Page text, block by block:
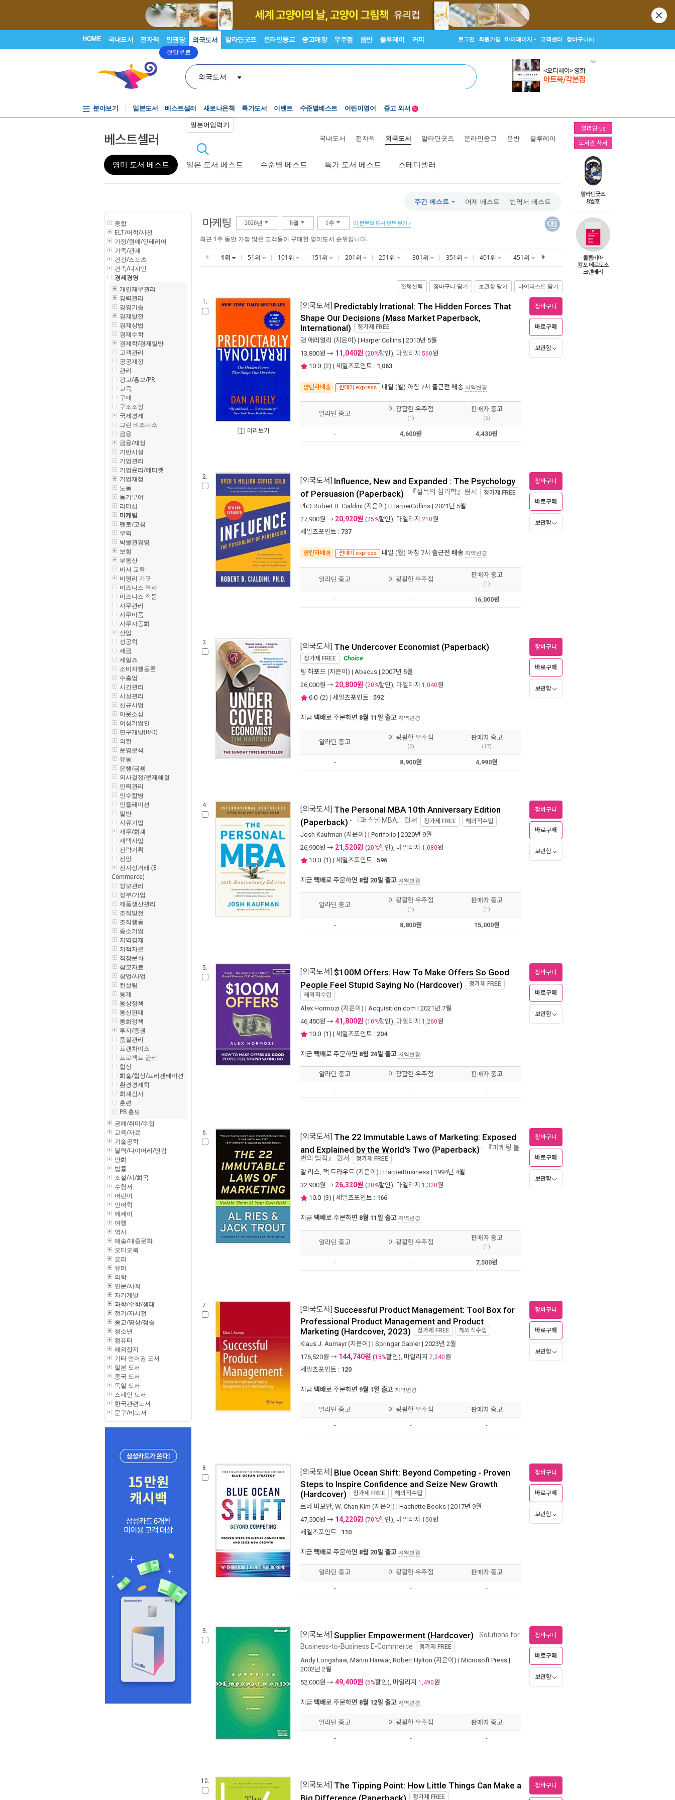
HOME 국내도서 전자책 만권당
첫달무료
외국도서 알라딘굿즈 온라인중고 중고매장 우주점 음반 블루레이 커피 로그인 회원가입 마이페이지 고객센터 장바구니(0)
외국도서
일본어입력기
분야보기 일본도서 베스트셀러 새로나온책 특가도서 이벤트
Lexile®
어린이영어
5백원부터
N
알라딘 us
도서관 사서
베스트셀러 국내도서 전자책 외국도서 알라딘굿즈 온라인중고 음반 블루레이
영미 도서 베스트 일본 도서 베스트 수준별 베스트 특가 도서 베스트 스테디셀러
주간 베스트 어제 베스트 번역서 베스트
종합
ELT/어학/사전
가정/원예/인테리어
가족/관계
건강/스포츠
건축/디자인
경제경영
개인재무관리
경력관리
경영기술
경제발전
경제상법
경제수학
경제학/경제일반
고객관리
공공재정
관리
광고/홍보/PR
교육
구매
구조조정
국제경제
그린 비즈니스
금융
금융/재정
기반시설
기업관리
기업윤리/에티켓
기업재정
노동
동기부여
리더십
마케팅
멘토/코칭
무역
박물관경영
보험
부동산
비서 교육
비영리 기구
비즈니스 역사
비즈니스 작문
사무관리
사무비품
사무자동화
산업
성공학
세금
세일즈
소비자행동론
수출업
시간관리
시설관리
신규사업
아웃소싱
여성기업인
연구개발(R/D)
외환
운영분석
유통
은행/금융
의사결정/문제해결
인력관리
인수합병
인플레이션
일반
자유기업
재무/회계
재택사업
전략기획
전망
전자상거래 (E-
Commerce)
정보관리
정부/기업
제품생산관리
조직발전
조직행동
중소기업
지역경제
지적자본
직장문화
참고자료
창업/사업
컨설팅
통계
통상정책
통신판매
통화정책
투자/증권
품질관리
프랜차이즈
프로젝트 관리
협상
화술/협상/프리젠테이션
환경경제학
회계감사
훈련
PR 홍보
공예/취미/수집
교육/자료
기술공학
달력/다이어리/연감
만화
법률
소설/시/희곡
수험서
어린이
언어학
에세이
여행
역사
예술/대중문화
오디오북
요리
유머
의학
인문/사회
자기계발
과학/수학/생태
전기/자서전
종교/명상/점술
청소년
컴퓨터
해외잡지
기타 언어권 도서
일본 도서
중국 도서
독일 도서
스페인 도서
한국관련도서
문구/비도서
마케팅 2026년 8월 1주 이 분류의 도서 모두 보기
최근 1주 동안 가장 많은 고객들이 구매한 영미도서 순위입니다.
1위 51위 101위 151위 201위 251위 301위 351위 401위 451위
전체선택 장바구니 담기 보관함 담기 마이리스트 담기
1.
미리보기
[외국도서] Predictably Irrational: The Hidden Forces That
Shape Our Decisions (Mass Market Paperback,
International)
정가제 FREE
댄 애리얼리 (지은이) | Harper Collins | 2010년 5월
13,800원 → 11,040원 (20%할인), 마일리지 560원
10.0 (2) | 세일즈포인트 : 1,063
양탄자배송 썬데이 express 내일 (월) 아침 7시 출근전 배송 지역변경
장바구니
바로구매
보관함
알라딘 중고
이 광활한 우주점
(1)
판매자 중고
(5)
- 4,600원 4,430원
2. [외국도서] Influence, New and Expanded : The Psychology
of Persuasion (Paperback) - 『설득의 심리학』원서 정가제 FREE
PhD Robert B. Cialdini (지은이) | HarperCollins | 2021년 5월
27,900원 → 20,920원 (25%할인), 마일리지 210원
세일즈포인트 : 737
양탄자배송 썬데이 express 내일 (월) 아침 7시 출근전 배송 지역변경
장바구니
바로구매
보관함
알라딘 중고 이 광활한 우주점
판매자 중고
(1)
- - 16,000원
3. [외국도서] The Undercover Economist (Paperback)
정가제 FREE
Choice
팀 하포드 (지은이) | Abacus | 2007년 5월
26,000원 → 20,800원 (20%할인), 마일리지 1,040원
6.0 (2) | 세일즈포인트 : 592
지금 택배로 주문하면 8월 11일 출고 지역변경
장바구니
바로구매
보관함
알라딘 중고
이 광활한 우주점
(2)
판매자 중고
(17)
- 8,900원 4,990원
4. [외국도서] The Personal MBA 10th Anniversary Edition
(Paperback) - 『퍼스널 MBA』원서 정가제 FREE 해외직수입
Josh Kaufman (지은이) | Portfolio | 2020년 9월
26,900원 → 21,520원 (20%할인), 마일리지 1,080원
10.0 (1) | 세일즈포인트 : 596
지금 택배로 주문하면 8월 20일 출고 지역변경
장바구니
바로구매
보관함
알라딘 중고
이 광활한 우주점
(1)
판매자 중고
(1)
- 8,800원 15,000원
5. [외국도서] $100M Offers: How To Make Offers So Good
People Feel Stupid Saying No (Hardcover) 정가제
FREE
해외직수입
Alex Hormozi (지은이) | Acquisition.com | 2021년 7월
46,450원 → 41,800원 (10%할인), 마일리지 1,260원
10.0 (1) | 세일즈포인트 : 204
지금 택배로 주문하면 8월 24일 출고 지역변경
장바구니
바로구매
보관함
알라딘 중고 이 광활한 우주점 판매자 중고
- - -
6. [외국도서] The 22 Immutable Laws of Marketing: Exposed
and Explained by the World's Two (Paperback) - 『마케팅 불
변의 법칙』 원서 정가제 FREE
알 리스 잭 트라우트 (지은이) | HarperBusiness | 1994년 4월
32,900원 → 26,320원 (20%할인), 마일리지 1,320원
10.0 (3) | 세일즈포인트 : 166
지금 택배로 주문하면 8월 11일 출고 지역변경
장바구니
바로구매
보관함
알라딘 중고 이 광활한 우주점
판매자 중고
(1)
- - 7,500원
7. [외국도서] Successful Product Management: Tool Box for
Professional Product Management and Product
Marketing (Hardcover, 2023)
정가제 FREE 해외직수입
Klaus J. Aumayr(지은이) | Springer Gabler| 2023년 2월
176,520원 → 144,740원 (18%할인), 마일리지 7,240원
세일즈포인트 : 120
지금 택배로 주문하면 9월 1일 출고 지역변경
장바구니
바로구매
보관함
알라딘 중고 이 광활한 우주점 판매자 중고
- - -
8. [외국도서] Blue Ocean Shift: Beyond Competing - Proven
Steps to Inspire Confidence and Seize New Growth
(Hardcover)
정가제 FREE 해외직수입
르네 마보안, W. Chan Kim (지은이) | Hachette Books | 2017년 9월
47,500원 → 14,220원 (70%할인), 마일리지 150원
세일즈포인트 : 110
지금 택배로 주문하면 8월 20일 출고 지역변경
장바구니
바로구매
보관함
알라딘 중고 이 광활한 우주점 판매자 중고
- - -
9. [외국도서] Supplier Empowerment (Hardcover) - Solutions for
Business-to-Business E-Commerce 정가제 FREE
Andy Longshaw, Martin Harwar, Robert Hylton (지은이) | Microsoft Press |
2002년 2월
52,000원 → 49,400원 (5%할인), 마일리지 1,490원
지금 택배로 주문하면 8월 12일 출고 지역변경
장바구니
바로구매
보관함
알라딘 중고 이 광활한 우주점 판매자 중고
- - -
10. [외국도서] The Tipping Point: How Little Things Can Make a
Big Difference (Paperback) 정가제 FREE
장바구니